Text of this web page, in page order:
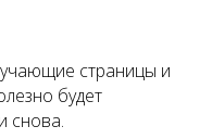
страницы и
будет
снова.